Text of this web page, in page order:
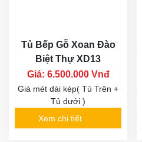
Tủ Bếp Gỗ Xoan Đào
Biệt Thự XD13
Giá: 6.500.000 Vnđ
Giá mét dài kép( Tủ Trên +
Tủ dưới )
Xem chi tiết